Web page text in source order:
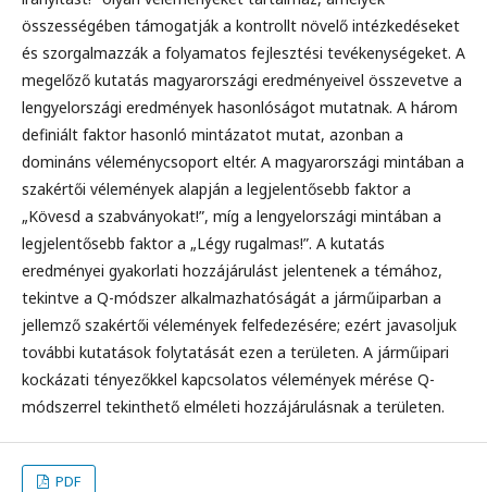
összességében támogatják a kontrollt növelő intézkedéseket
és szorgalmazzák a folyamatos fejlesztési tevékenységeket. A
megelőző kutatás magyarországi eredményeivel összevetve a
lengyelországi eredmények hasonlóságot mutatnak. A három
definiált faktor hasonló mintázatot mutat, azonban a
domináns véleménycsoport eltér. A magyarországi mintában a
szakértői vélemények alapján a legjelentősebb faktor a
„Kövesd a szabványokat!”, míg a lengyelországi mintában a
legjelentősebb faktor a „Légy rugalmas!”. A kutatás
eredményei gyakorlati hozzájárulást jelentenek a témához,
tekintve a Q-módszer alkalmazhatóságát a járműiparban a
jellemző szakértői vélemények felfedezésére; ezért javasoljuk
további kutatások folytatását ezen a területen. A járműipari
kockázati tényezőkkel kapcsolatos vélemények mérése Q-
módszerrel tekinthető elméleti hozzájárulásnak a területen.
PDF